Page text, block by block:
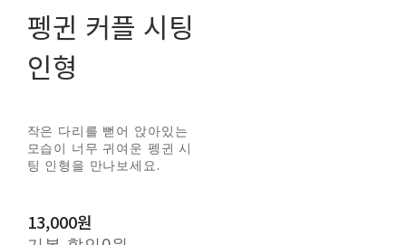
펭귄 커플 시팅
인형
작은 다리를 뻗어 앉아있는
모습이 너무 귀여운 펭귄 시
팅 인형을 만나보세요.
13,000원